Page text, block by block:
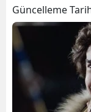
Güncelleme